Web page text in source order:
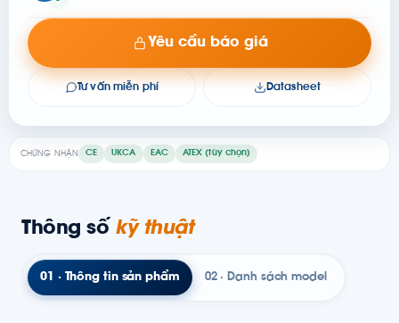
CHỨNG NHẬN CE UKCA EAC ATEX (tùy chọn)
Yêu cầu báo giá
Tư vấn miễn phí Datasheet
Thông số kỹ thuật
01 · Thông tin sản phẩm 02 · Danh sách model